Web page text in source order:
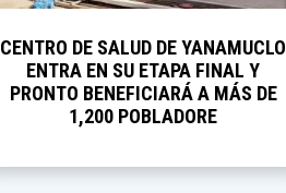
CENTRO DE SALUD DE YANAMUCLO
ENTRA EN SU ETAPA FINAL Y
PRONTO BENEFICIARÁ A MÁS DE
1,200 POBLADORE